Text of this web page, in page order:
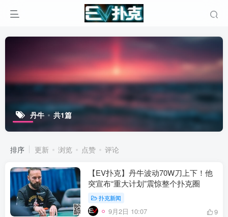
丹牛 共1篇
排序 更新 浏览 点赞 评论
【EV扑克】丹牛波动70W刀上下！他
突宣布“重大计划”震惊整个扑克圈
扑克新闻
9月2日 10:07 9